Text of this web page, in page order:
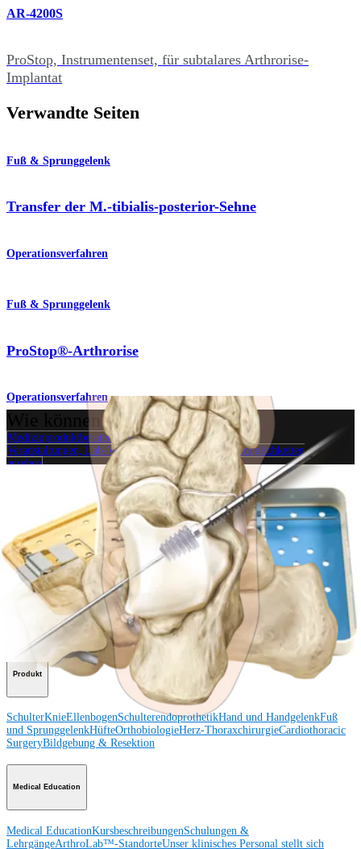
AR-4200S
ProStop, Instrumentenset, für subtalares Arthrorise-
Implantat
Verwandte Seiten
Fuß & Sprunggelenk
Transfer der M.-tibialis-posterior-Sehne
Operationsverfahren
Fuß & Sprunggelenk
ProStop®-Arthrorise
Operationsverfahren
Wie können wir Ihnen helfen?
Medizinproduktberater:in kontaktieren
Veranstaltungen, Lab-Vorführungen und Schulungsmöglichkeiten
ansehen
Unseren Newsletter abonnieren
Operationsverfahren
SchulterKnieEllenbogen Schulterendoprothetik Hand und Handgelenk
Fuß
und Sprunggelenk TraumaHüfteOrthobiologie Cardiothoracic
Wirbelsäule
Produkt
SchulterKnieEllenbogenSchulterendoprothetikHand und HandgelenkFuß
und SprunggelenkHüfteOrthobiologieHerz-ThoraxchirurgieCardiothoracic
SurgeryBildgebung & Resektion
Medical Education
Medical EducationKursbeschreibungenSchulungen &
LehrgängeArthroLab™-StandorteUnser klinisches Personal stellt sich